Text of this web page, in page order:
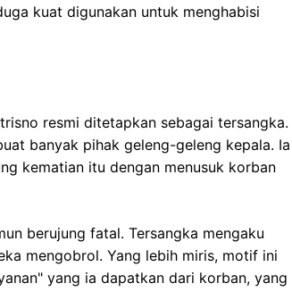
kuat digunakan untuk menghabisi
resmi ditetapkan sebagai tersangka.
banyak pihak geleng-geleng kepala. Ia
kematian itu dengan menusuk korban
berujung fatal. Tersangka mengaku
mengobrol. Yang lebih miris, motif ini
yang ia dapatkan dari korban, yang